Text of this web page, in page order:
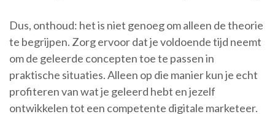
Dus, onthoud: het is niet genoeg om alleen de theorie
te begrijpen. Zorg ervoor dat je voldoende tijd neemt
om de geleerde concepten toe te passen in
praktische situaties. Alleen op die manier kun je echt
profiteren van wat je geleerd hebt en jezelf
ontwikkelen tot een competente digitale marketeer.